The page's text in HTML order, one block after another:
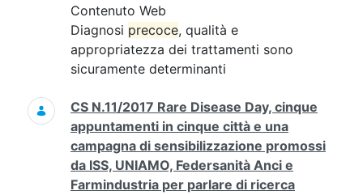
Contenuto Web
Diagnosi precoce, qualità e
appropriatezza dei trattamenti sono
sicuramente determinanti
CS N.11/2017 Rare Disease Day, cinque
appuntamenti in cinque città e una
campagna di sensibilizzazione promossi
da ISS, UNIAMO, Federsanità Anci e
Farmindustria per parlare di ricerca